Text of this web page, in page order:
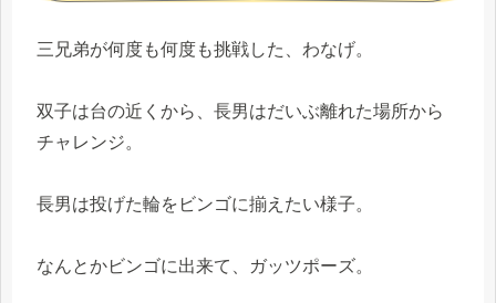
三兄弟が何度も何度も挑戦した、わなげ。
双子は台の近くから、長男はだいぶ離れた場所から
チャレンジ。
長男は投げた輪をビンゴに揃えたい様子。
なんとかビンゴに出来て、ガッツポーズ。